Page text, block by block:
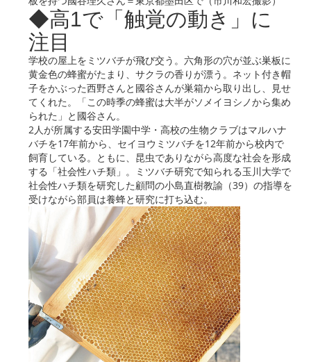
◆高1で「触覚の動き」に
注目
学校の屋上をミツバチが飛び交う。六角形の穴が並ぶ巣板に
黄金色の蜂蜜がたまり、サクラの香りが漂う。ネット付き帽
子をかぶった西野さんと國谷さんが巣箱から取り出し、見せ
てくれた。「この時季の蜂蜜は大半がソメイヨシノから集め
られた」と國谷さん。
2人が所属する安田学園中学・高校の生物クラブはマルハナ
バチを17年前から、セイヨウミツバチを12年前から校内で
飼育している。ともに、昆虫でありながら高度な社会を形成
する「社会性ハチ類」。ミツバチ研究で知られる玉川大学で
社会性ハチ類を研究した顧問の小島直樹教諭（39）の指導を
受けながら部員は養蜂と研究に打ち込む。